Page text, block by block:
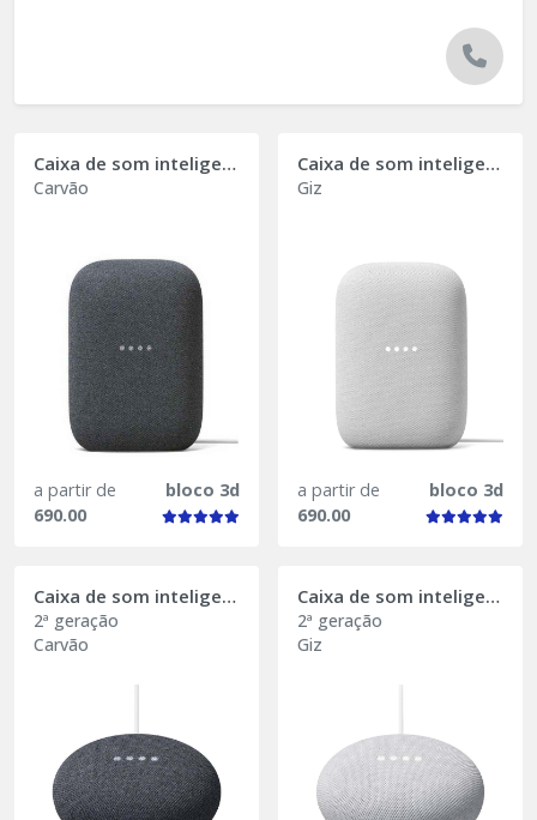
Caixa de som inteligente Google Nest Audio
Carvão
a partir de
690.00
bloco 3d
Caixa de som inteligente Google Nest Audio
Giz
a partir de
690.00
bloco 3d
Caixa de som inteligente Google Nest Mini
2ª geração
Carvão
Caixa de som inteligente Google Nest Mini
2ª geração
Giz